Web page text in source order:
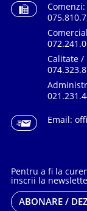
Comenzi:
Calitate /
Email:
Pentru a fi la
inscrii la
ABONARE /